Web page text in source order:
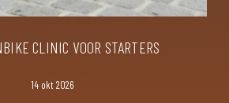
CLINIC VOOR STARTERS
14 okt 2026